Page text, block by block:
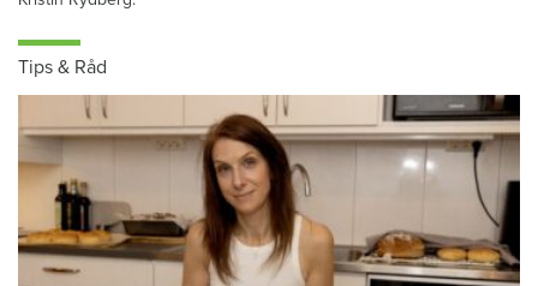
Tips & Råd